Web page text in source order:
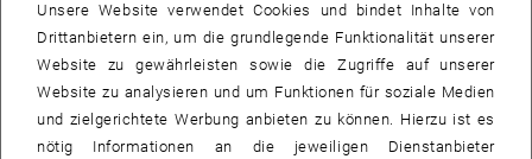
Wiedner Hauptstraße 8-10/E136
1040 Wien
E-Mail:chor @tuwien.ac.at
Telefon:+43 1 58801 13635
Verein
Unsere Website verwendet Cookies und bindet Inhalte von
Drittanbietern ein, um die grundlegende Funktionalität unserer
Website zu gewährleisten sowie die Zugriffe auf unserer
Website zu analysieren und um Funktionen für soziale Medien
und zielgerichtete Werbung anbieten zu können. Hierzu ist es
nötig Informationen an die jeweiligen Dienstanbieter